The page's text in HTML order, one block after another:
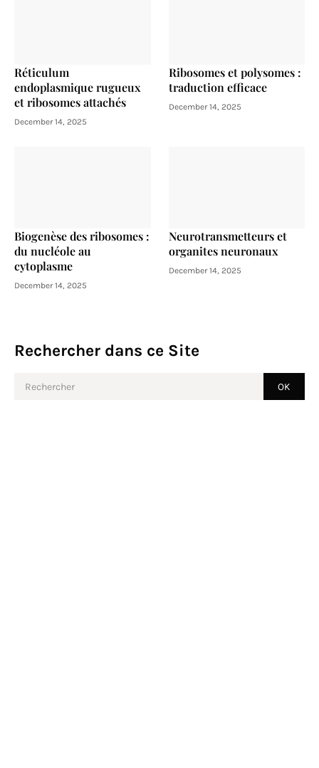
Réticulum
endoplasmique rugueux
et ribosomes attachés
December 14, 2025
Ribosomes et polysomes :
traduction efficace
December 14, 2025
Biogenèse des ribosomes :
du nucléole au
cytoplasme
December 14, 2025
Neurotransmetteurs et
organites neuronaux
December 14, 2025
Rechercher dans ce Site